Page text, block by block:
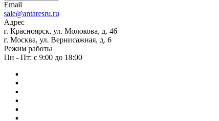
Email
sale@antaresru.ru
Адрес
г. Красноярск, ул. Молокова, д. 46
г. Москва, ул. Вернисажная, д. 6
Режим работы
Пн - Пт: с 9:00 до 18:00